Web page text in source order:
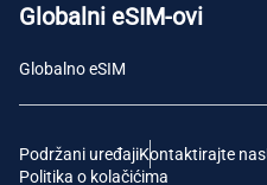
Globalni eSIM-ovi
Globalno eSIM
Podržani uređajiKontaktirajte nas
Politika o kolačićima